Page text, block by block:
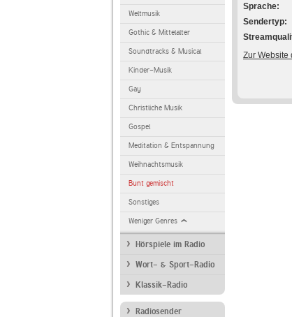
Weltmusik
Gothic & Mittelalter
Soundtracks & Musical
Kinder-Musik
Gay
Christliche Musik
Gospel
Meditation & Entspannung
Weihnachtsmusik
Bunt gemischt
Sonstiges
Weniger Genres
Hörspiele im Radio
Wort- & Sport-Radio
Klassik-Radio
Radiosender
Sprache
Sendertyp
Zur Website